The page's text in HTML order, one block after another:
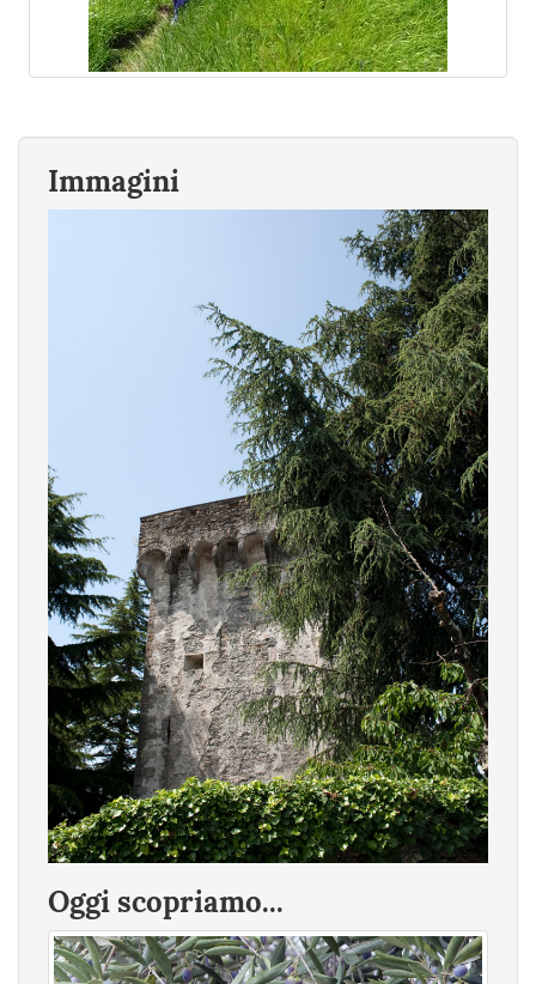
Immagini
Oggi scopriamo...